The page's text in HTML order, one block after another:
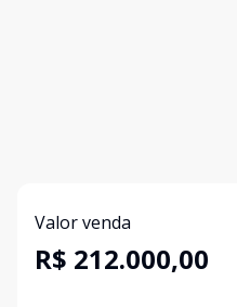
Valor venda
R$ 212.000,00